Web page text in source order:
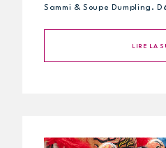
Sammi & Soupe Dumpling.
LIRE LA